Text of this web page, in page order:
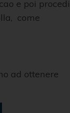
e poi procedi
come
ad ottenere